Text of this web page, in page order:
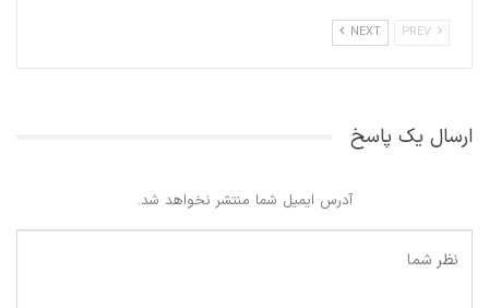
NEXT
ارسال یک پاسخ
آدرس ایمیل شما منتشر نخواهد شد.